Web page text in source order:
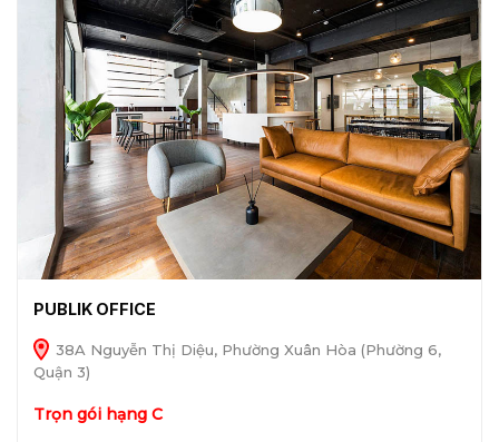
PUBLIK OFFICE
38A Nguyễn Thị Diệu, Phường Xuân Hòa (Phường 6,
Quận 3)
Trọn gói hạng C